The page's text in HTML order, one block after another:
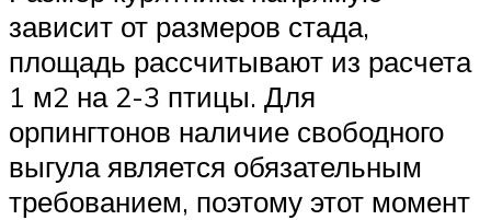
зависит от размеров стада,
площадь рассчитывают из расчета
1 м2 на 2-3 птицы. Для
орпингтонов наличие свободного
выгула является обязательным
требованием, поэтому этот момент